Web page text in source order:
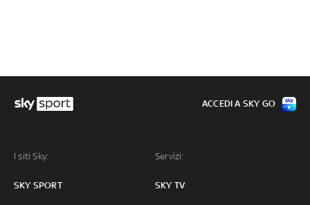
I siti Sky:
SKY SPORT
Servizi:
SKY TV
ACCEDI A SKY GO